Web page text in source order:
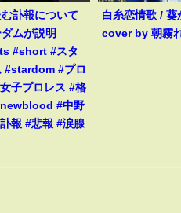
訃報について
ムが説明
#short #スタ
#stardom #プロ
子プロレス #格
#中野
報 #悲報 #涙腺
白糸恋情歌 / 葵
cover by 朝霧